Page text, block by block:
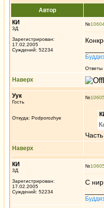
Автор
КИ
3Д
Зарегистрирован:
17.02.2005
Суждений: 52234
№
Ответы
Наверх
Уук
Гость
Откуда: Podporozhye
№
Наверх
КИ
3Д
Зарегистрирован:
17.02.2005
Суждений: 52234
№
С